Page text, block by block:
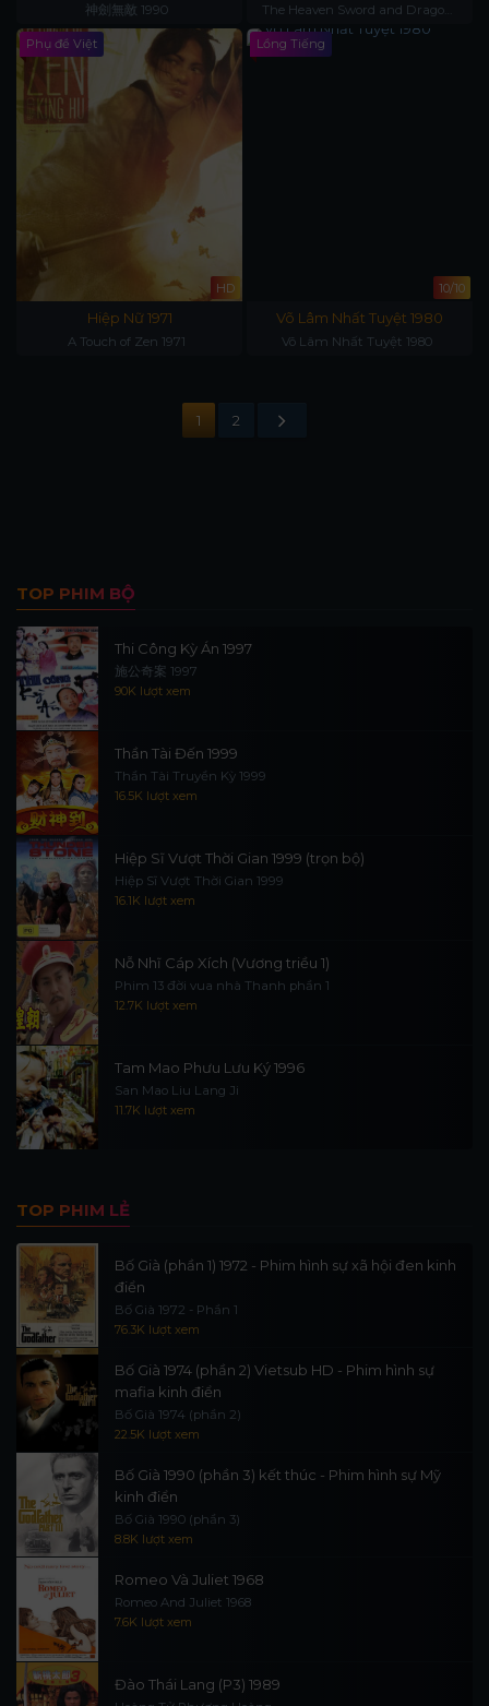
神劍無敵 1990
The Heaven Sword and Dragon
Saber
Phụ đề Việt
HD
Hiệp Nữ 1971
A Touch of Zen 1971
Lồng Tiếng
10/10
Võ Lâm Nhất Tuyệt 1980
Võ Lâm Nhất Tuyệt 1980
1 2
TOP PHIM BỘ
Thi Công Kỳ Án 1997
施公奇案 1997
90K lượt xem
Thần Tài Đến 1999
Thần Tài Truyền Kỳ 1999
16.5K lượt xem
Hiệp Sĩ Vượt Thời Gian 1999 (trọn bộ)
Hiệp Sĩ Vượt Thời Gian 1999
16.1K lượt xem
Nỗ Nhĩ Cáp Xích (Vương triều 1)
Phim 13 đời vua nhà Thanh phần 1
12.7K lượt xem
Tam Mao Phưu Lưu Ký 1996
San Mao Liu Lang Ji
11.7K lượt xem
TOP PHIM LẺ
Bố Già (phần 1) 1972 - Phim hình sự xã hội đen kinh
điển
Bố Già 1972 - Phần 1
76.3K lượt xem
Bố Già 1974 (phần 2) Vietsub HD - Phim hình sự
mafia kinh điển
Bố Già 1974 (phần 2)
22.5K lượt xem
Bố Già 1990 (phần 3) kết thúc - Phim hình sự Mỹ
kinh điển
Bố Già 1990 (phần 3)
8.8K lượt xem
Romeo Và Juliet 1968
Romeo And Juliet 1968
7.6K lượt xem
Đào Thái Lang (P3) 1989